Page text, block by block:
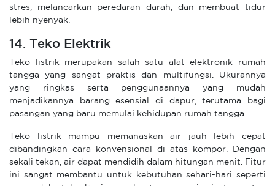
stres, melancarkan peredaran darah, dan membuat tidur
lebih nyenyak.
14. Teko Elektrik
Teko listrik merupakan salah satu alat elektronik rumah
tangga yang sangat praktis dan multifungsi. Ukurannya
yang ringkas serta penggunaannya yang mudah
menjadikannya barang esensial di dapur, terutama bagi
pasangan yang baru memulai kehidupan rumah tangga.
Teko listrik mampu memanaskan air jauh lebih cepat
dibandingkan cara konvensional di atas kompor. Dengan
sekali tekan, air dapat mendidih dalam hitungan menit. Fitur
ini sangat membantu untuk kebutuhan sehari-hari seperti